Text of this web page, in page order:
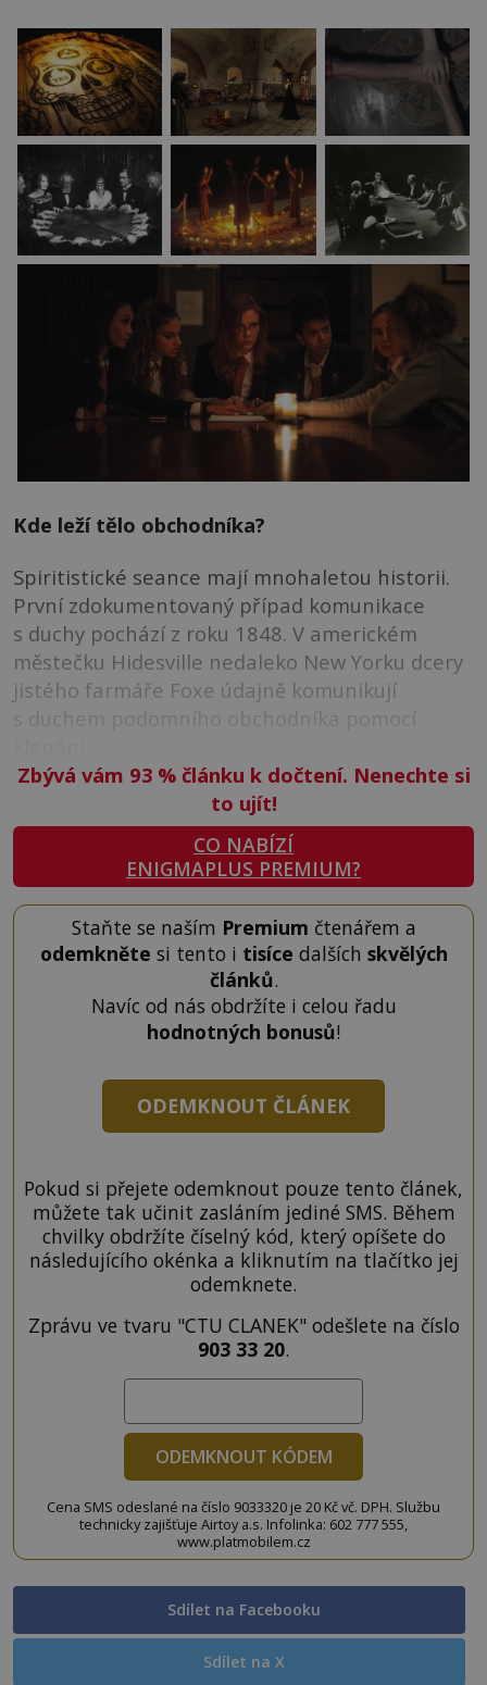
Kde leží tělo obchodníka?
Spiritistické seance mají mnohaletou historii.
První zdokumentovaný případ komunikace
s duchy pochází z roku 1848. V americkém
městečku Hidesville nedaleko New Yorku dcery
jistého farmáře Foxe údajně komunikují
s duchem podomního obchodníka pomocí
Zbývá vám 93 %článku k dočtení. Nenechte si
to ujít!
CO NABÍZÍ
ENIGMAPLUS PREMIUM?
Staňte se naším Premium čtenářem a
odemkněte si tento i tisíce dalších skvělých
článků.
Navíc od nás obdržíte i celou řadu
hodnotných bonusů!
ODEMKNOUT ČLÁNEK
Pokud si přejete odemknout pouze tento článek,
můžete tak učinit zasláním jediné SMS. Během
chvilky obdržíte číselný kód, který opíšete do
následujícího okénka a kliknutím na tlačítko jej
odemknete.
Zprávu ve tvaru "CTU CLANEK" odešlete na číslo
903 33 20.
ODEMKNOUT KÓDEM
Cena SMS odeslané na číslo 9033320 je 20 Kč vč. DPH. Službu
technicky zajišťuje Airtoy a.s. Infolinka: 602 777 555,
www.platmobilem.cz
Sdílet na Facebooku
Sdílet na X